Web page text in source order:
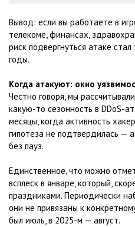
Вывод: если вы работаете в
телекоме, финансах,
риск подвергнуться атаке
годы.
Когда атакуют: окно
Честно говоря, мы
какую-то сезонность в DDoS-
месяцы, когда активность
гипотеза не подтвердилась —
без пауз.
Единственное, что можно
всплеск в январе, который,
праздниками. Периодически
они не привязаны к
был июль, в 2025-м — август.